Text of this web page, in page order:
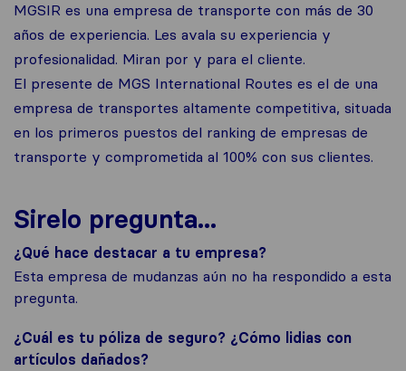
MGSIR es una empresa de transporte con más de 30
años de experiencia. Les avala su experiencia y
profesionalidad. Miran por y para el cliente.
El presente de MGS International Routes es el de una
empresa de transportes altamente competitiva, situada
en los primeros puestos del ranking de empresas de
transporte y comprometida al 100% con sus clientes.
Sirelo pregunta...
¿Qué hace destacar a tu empresa?
Esta empresa de mudanzas aún no ha respondido a esta
pregunta.
¿Cuál es tu póliza de seguro? ¿Cómo lidias con
artículos dañados?